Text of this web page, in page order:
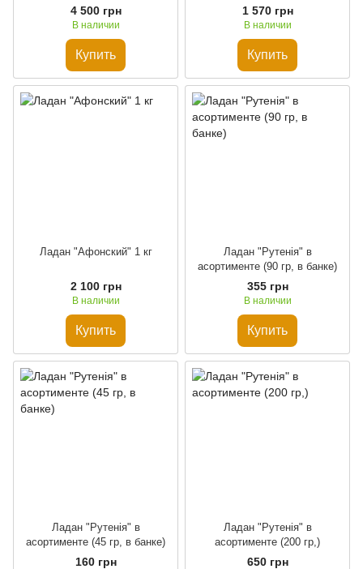
4 500 грн
В наличии
Купить
1 570 грн
В наличии
Купить
Ладан "Афонский" 1 кг
2 100 грн
В наличии
Купить
Ладан "Рутенія" в
асортименте (90 гр, в банке)
355 грн
В наличии
Купить
Ладан "Рутенія" в
асортименте (45 гр, в банке)
160 грн
Ладан "Рутенія" в
асортименте (200 гр,)
650 грн